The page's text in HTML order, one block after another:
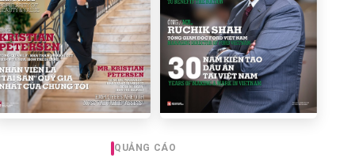
QUẢNG CÁO